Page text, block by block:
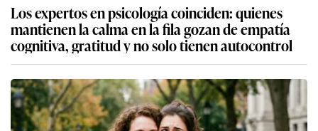
Los expertos en psicología coinciden: quienes
mantienen la calma en la fila gozan de empatía
cognitiva, gratitud y no solo tienen autocontrol